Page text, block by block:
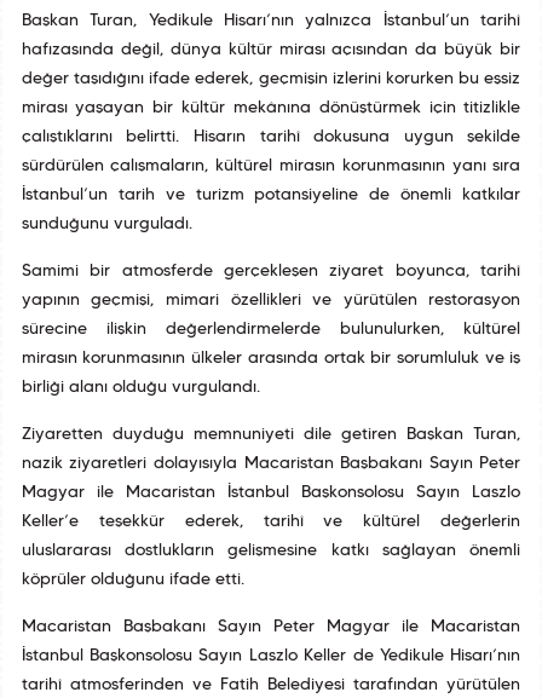
Başkan Turan, Yedikule Hisarı’nın yalnızca İstanbul’un tarihî
hafızasında değil, dünya kültür mirası açısından da büyük bir
değer taşıdığını ifade ederek, geçmişin izlerini korurken bu eşsiz
mirası yaşayan bir kültür mekânına dönüştürmek için titizlikle
çalıştıklarını belirtti. Hisarın tarihî dokusuna uygun şekilde
sürdürülen çalışmaların, kültürel mirasın korunmasının yanı sıra
İstanbul’un tarih ve turizm potansiyeline de önemli katkılar
sunduğunu vurguladı.
Samimi bir atmosferde gerçekleşen ziyaret boyunca, tarihî
yapının geçmişi, mimari özellikleri ve yürütülen restorasyon
sürecine ilişkin değerlendirmelerde bulunulurken, kültürel
mirasın korunmasının ülkeler arasında ortak bir sorumluluk ve iş
birliği alanı olduğu vurgulandı.
Ziyaretten duyduğu memnuniyeti dile getiren Başkan Turan,
nazik ziyaretleri dolayısıyla Macaristan Başbakanı Sayın Peter
Magyar ile Macaristan İstanbul Başkonsolosu Sayın Laszlo
Keller’e teşekkür ederek, tarihî ve kültürel değerlerin
uluslararası dostlukların gelişmesine katkı sağlayan önemli
köprüler olduğunu ifade etti.
Macaristan Başbakanı Sayın Peter Magyar ile Macaristan
İstanbul Başkonsolosu Sayın Laszlo Keller de Yedikule Hisarı’nın
tarihî atmosferinden ve Fatih Belediyesi tarafından yürütülen